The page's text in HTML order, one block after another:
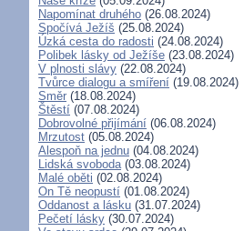
Napomínat druhého (26.08.2024)
Spočívá Ježíš (25.08.2024)
Úzká cesta do radosti (24.08.2024)
Polibek lásky od Ježíše (23.08.2024)
V plnosti slávy (22.08.2024)
Tvůrce dialogu a smíření (19.08.2024)
Směr (18.08.2024)
Štěstí (07.08.2024)
Dobrovolné přijímání (06.08.2024)
Mrzutost (05.08.2024)
Alespoň na jednu (04.08.2024)
Lidská svoboda(03.08.2024)
Malé oběti (02.08.2024)
On Tě neopustí (01.08.2024)
Oddanost a lásku (31.07.2024)
Pečetí lásky (30.07.2024)